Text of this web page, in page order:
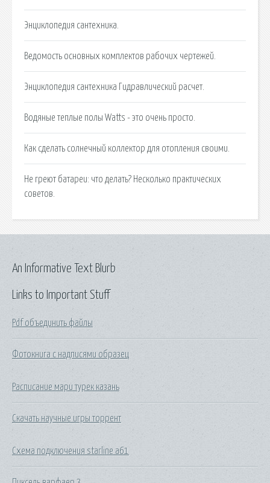
Энциклопедия сантехника.
Ведомость основных комплектов рабочих чертежей.
Энциклопедия сантехника Гидравлический расчет.
Водяные теплые полы Watts - это очень просто.
Как сделать солнечный коллектор для отопления своими.
Не греют батареи: что делать? Несколько практических
советов.
Links to Important Stuff
Pdf объединить файлы
Фотокнига с надписями образец
Расписание мари турек казань
Скачать научные игры торрент
Схема подключения starline a61
An Informative Text Blurb